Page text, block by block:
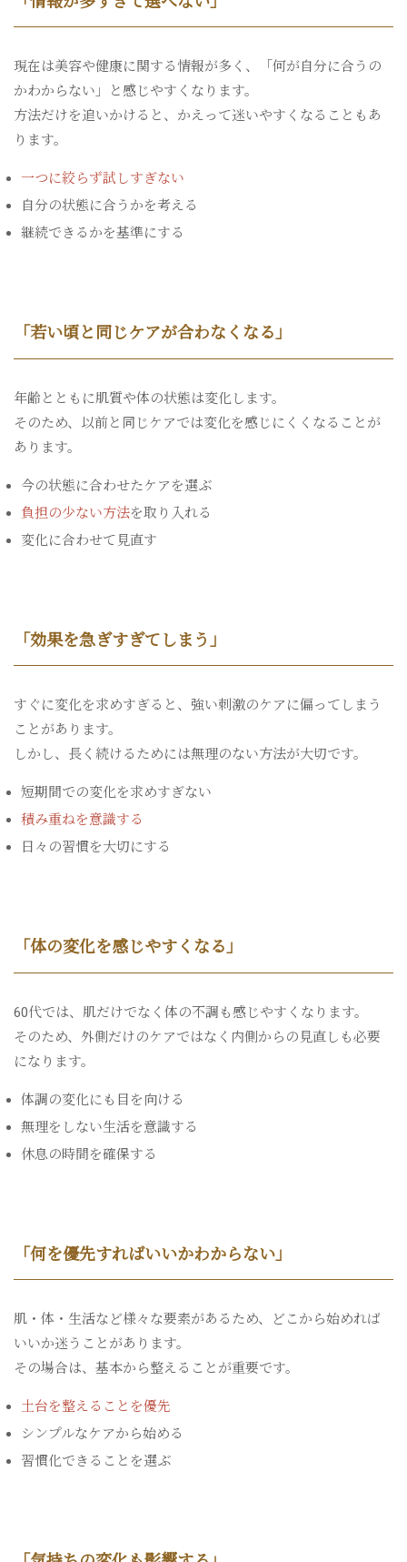
現在は美容や健康に関する情報が多く、「何が自分に合うの
かわからない」と感じやすくなります。
方法だけを追いかけると、かえって迷いやすくなることもあ
ります。
一つに絞らず試しすぎない
自分の状態に合うかを考える
継続できるかを基準にする
「若い頃と同じケアが合わなくなる」
年齢とともに肌質や体の状態は変化します。
そのため、以前と同じケアでは変化を感じにくくなることが
あります。
今の状態に合わせたケアを選ぶ
負担の少ない方法を取り入れる
変化に合わせて見直す
「効果を急ぎすぎてしまう」
すぐに変化を求めすぎると、強い刺激のケアに偏ってしまう
ことがあります。
しかし、長く続けるためには無理のない方法が大切です。
短期間での変化を求めすぎない
積み重ねを意識する
日々の習慣を大切にする
「体の変化を感じやすくなる」
60代では、肌だけでなく体の不調も感じやすくなります。
そのため、外側だけのケアではなく内側からの見直しも必要
になります。
体調の変化にも目を向ける
無理をしない生活を意識する
休息の時間を確保する
「何を優先すればいいかわからない」
肌・体・生活など様々な要素があるため、どこから始めれば
いいか迷うことがあります。
その場合は、基本から整えることが重要です。
土台を整えることを優先
シンプルなケアから始める
習慣化できることを選ぶ